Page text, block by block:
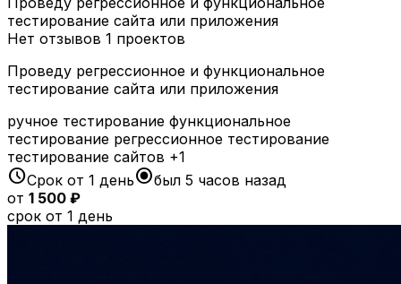
тестирование сайта или приложения
Нет отзывов 1 проектов
Проведу регрессионное и функциональное
тестирование сайта или приложения
ручное тестирование функциональное
тестирование регрессионное тестирование
тестирование сайтов +1
scheduleСрок от 1 деньradio_button_checkedбыл 5 часов назад
от 1 500 ₽
срок от 1 день